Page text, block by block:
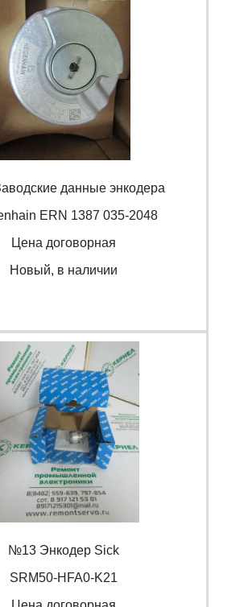
данные энкодера
ERN 1387 035-2048
Цена договорная
Новый, в наличии
№13 Энкодер Sick
SRM50-HFA0-K21